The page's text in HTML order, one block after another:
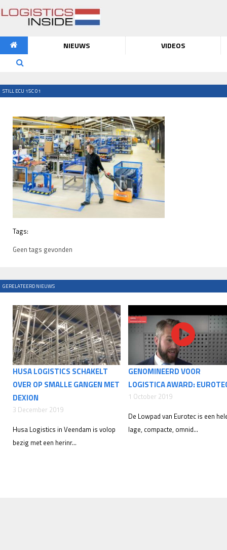
NIEUWS VIDEOS
STILL ECU 15C 01
Tags:
Geen tags gevonden
GERELATEERD NIEUWS
HUSA LOGISTICS SCHAKELT
OVER OP SMALLE GANGEN MET
DEXION
3 December 2019
Husa Logistics in Veendam is volop
bezig met een herinr...
GENOMINEERD VOOR
LOGISTICA AWARD:
1 October 2019
De Lowpad van Eurotec is een
lage, compacte, omnid...